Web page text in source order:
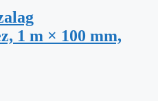
1 m × 100 mm,